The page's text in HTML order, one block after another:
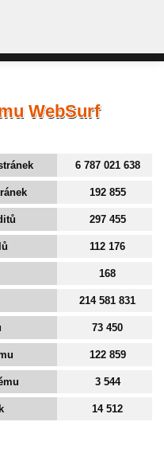
WebSurf
6 787 021 638
192 855
297 455
112 176
168
214 581 831
73 450
122 859
3 544
14 512